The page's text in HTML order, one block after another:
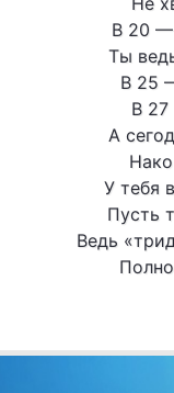
В 20 —
Ты
В 25
В
А
У тебя
Пусть
Ведь